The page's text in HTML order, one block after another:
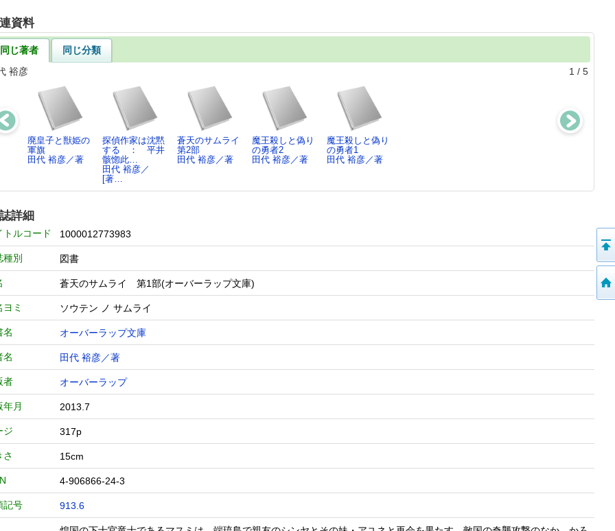
資料
同じ著者
同じ分類
裕彦
1 / 5
廃皇子と獣姫の
軍旗
田代 裕彦／著
探偵作家は沈黙
する ： 平井
骸惚此…
田代 裕彦／
[著…
蒼天のサムライ
第2部
田代 裕彦／著
魔王殺しと偽り
の勇者2
田代 裕彦／著
魔王殺しと偽り
の勇者1
田代 裕彦／著
詳細
トルコード 1000012773983
種別 図書
蒼天のサムライ 第1部(オーバーラップ文庫)
ヨミ ソウテン ノ サムライ
名 オーバーラップ文庫
名 田代 裕彦／著
者 オーバーラップ
年月 2013.7
ジ 317p
さ 15cm
4-906866-24-3
記号 913.6